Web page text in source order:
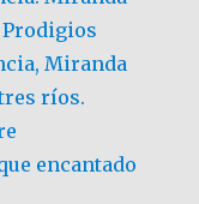
Prodigios
Miranda
ríos.
encantado